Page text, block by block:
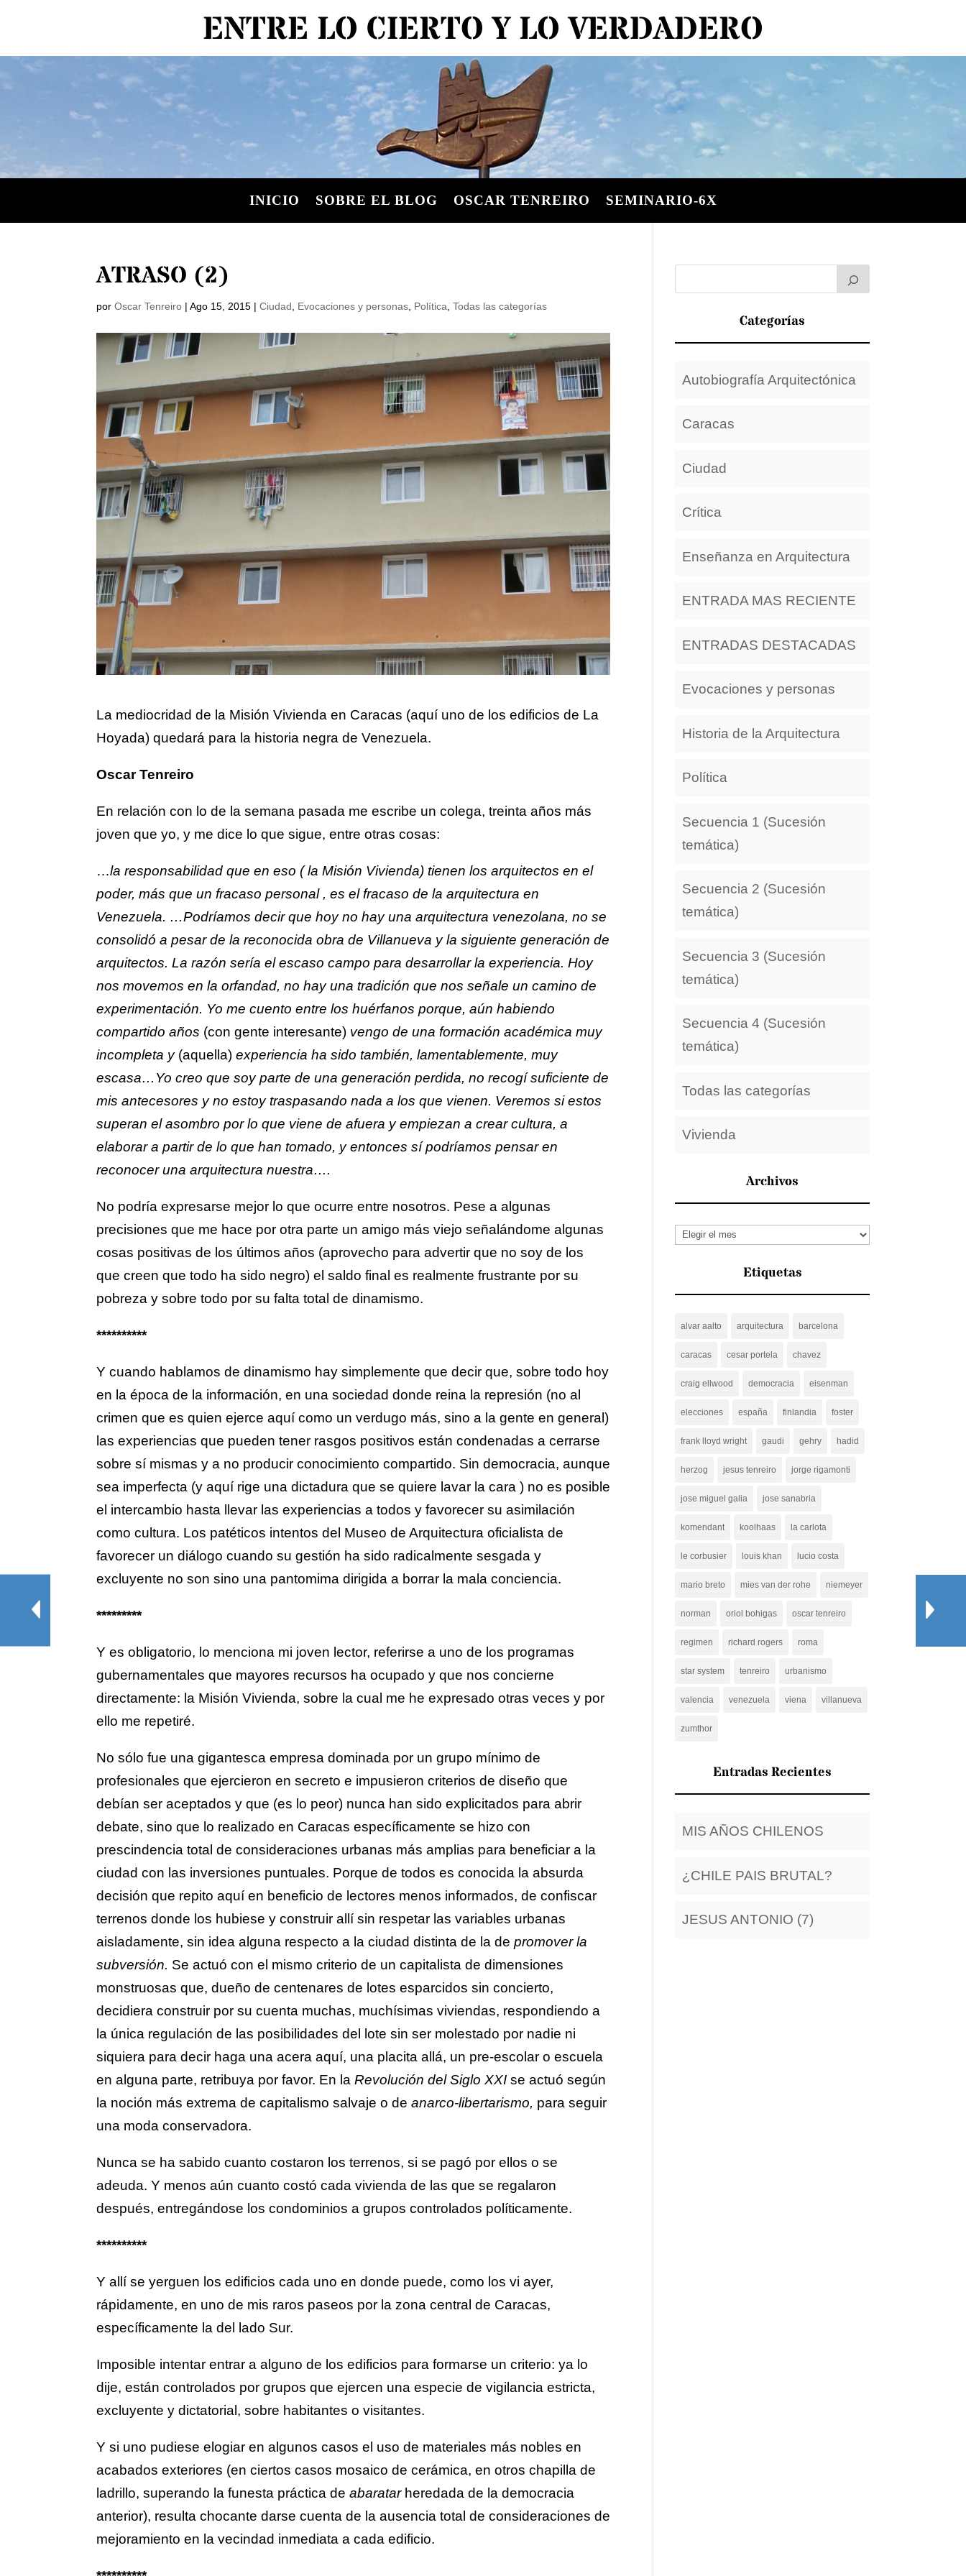
ENTRE LO CIERTO Y LO VERDADERO
INICIO SOBRE EL BLOG OSCAR TENREIRO SEMINARIO-6X
ATRASO (2)
porOscar Tenreiro |Ago 15, 2015 |Ciudad Evocaciones y personas Política ,Todas las categorías
La mediocridad de la Misión Vivienda en Caracas (aquí uno de los edificios de La
Hoyada) quedará para la historia negra de Venezuela.
Oscar Tenreiro
En relación con lo de la semana pasada me escribe un colega, treinta años más
joven que yo, y me dice lo que sigue, entre otras cosas:
…la responsabilidad que en eso ( la Misión Vivienda) tienen los arquitectos en el
poder, más que un fracaso personal , es el fracaso de la arquitectura en
Venezuela. …Podríamos decir que hoy no hay una arquitectura venezolana, no se
consolidó a pesar de la reconocida obra de Villanueva y la siguiente generación de
arquitectos. La razón sería el escaso campo para desarrollar la experiencia. Hoy
nos movemos en la orfandad, no hay una tradición que nos señale un camino de
experimentación. Yo me cuento entre los huérfanos porque, aún habiendo
compartido años (con gente interesante) vengo de una formación académica muy
incompleta y (aquella) experiencia ha sido también, lamentablemente, muy
escasa…Yo creo que soy parte de una generación perdida, no recogí suficiente de
mis antecesores y no estoy traspasando nada a los que vienen. Veremos si estos
superan el asombro por lo que viene de afuera y empiezan a crear cultura, a
elaborar a partir de lo que han tomado, y entonces sí podríamos pensar en
reconocer una arquitectura nuestra….
No podría expresarse mejor lo que ocurre entre nosotros. Pese a algunas
precisiones que me hace por otra parte un amigo más viejo señalándome algunas
cosas positivas de los últimos años (aprovecho para advertir que no soy de los
que creen que todo ha sido negro) el saldo final es realmente frustrante por su
pobreza y sobre todo por su falta total de dinamismo.
**********
Y cuando hablamos de dinamismo hay simplemente que decir que, sobre todo hoy
en la época de la información, en una sociedad donde reina la represión (no al
crimen que es quien ejerce aquí como un verdugo más, sino a la gente en general)
las experiencias que pueden tener rasgos positivos están condenadas a cerrarse
sobre sí mismas y a no producir conocimiento compartido. Sin democracia, aunque
sea imperfecta (y aquí rige una dictadura que se quiere lavar la cara ) no es posible
el intercambio hasta llevar las experiencias a todos y favorecer su asimilación
como cultura. Los patéticos intentos del Museo de Arquitectura oficialista de
favorecer un diálogo cuando su gestión ha sido radicalmente sesgada y
excluyente no son sino una pantomima dirigida a borrar la mala conciencia.
*********
Y es obligatorio, lo menciona mi joven lector, referirse a uno de los programas
gubernamentales que mayores recursos ha ocupado y que nos concierne
directamente: la Misión Vivienda, sobre la cual me he expresado otras veces y por
ello me repetiré.
No sólo fue una gigantesca empresa dominada por un grupo mínimo de
profesionales que ejercieron en secreto e impusieron criterios de diseño que
debían ser aceptados y que (es lo peor) nunca han sido explicitados para abrir
debate, sino que lo realizado en Caracas específicamente se hizo con
prescindencia total de consideraciones urbanas más amplias para beneficiar a la
ciudad con las inversiones puntuales. Porque de todos es conocida la absurda
decisión que repito aquí en beneficio de lectores menos informados, de confiscar
terrenos donde los hubiese y construir allí sin respetar las variables urbanas
aisladamente, sin idea alguna respecto a la ciudad distinta de la depromover la
subversión. Se actuó con el mismo criterio de un capitalista de dimensiones
monstruosas que, dueño de centenares de lotes esparcidos sin concierto,
decidiera construir por su cuenta muchas, muchísimas viviendas, respondiendo a
la única regulación de las posibilidades del lote sin ser molestado por nadie ni
siquiera para decir haga una acera aquí, una placita allá, un pre-escolar o escuela
en alguna parte, retribuya por favor. En laRevolución del Siglo XXIse actuó según
la noción más extrema de capitalismo salvaje o deanarco-libertarismo, para seguir
una moda conservadora.
Nunca se ha sabido cuanto costaron los terrenos, si se pagó por ellos o se
adeuda. Y menos aún cuanto costó cada vivienda de las que se regalaron
después, entregándose los condominios a grupos controlados políticamente.
**********
Y allí se yerguen los edificios cada uno en donde puede, como los vi ayer,
rápidamente, en uno de mis raros paseos por la zona central de Caracas,
específicamente la del lado Sur.
Imposible intentar entrar a alguno de los edificios para formarse un criterio: ya lo
dije, están controlados por grupos que ejercen una especie de vigilancia estricta,
excluyente y dictatorial, sobre habitantes o visitantes.
Y si uno pudiese elogiar en algunos casos el uso de materiales más nobles en
acabados exteriores (en ciertos casos mosaico de cerámica, en otros chapilla de
ladrillo, superando la funesta práctica deabaratar heredada de la democracia
anterior), resulta chocante darse cuenta de la ausencia total de consideraciones de
mejoramiento en la vecindad inmediata a cada edificio.
Categorías
Autobiografía Arquitectónica
Caracas
Ciudad
Crítica
Enseñanza en Arquitectura
ENTRADA MAS RECIENTE
ENTRADAS DESTACADAS
Evocaciones y personas
Historia de la Arquitectura
Política
Secuencia 1 (Sucesión
temática)
Secuencia 2 (Sucesión
temática)
Secuencia 3 (Sucesión
temática)
Secuencia 4 (Sucesión
temática)
Todas las categorías
Vivienda
Archivos
Archivos
Etiquetas
alvar aalto arquitectura barcelona
caracas cesar portela chavez
craig ellwood democracia eisenman
elecciones españa finlandia foster
frank lloyd wright gaudi gehry hadid
herzog jesus tenreiro jorge rigamonti
jose miguel galia jose sanabria
komendant koolhaas la carlota
le corbusier louis khan lucio costa
mario breto mies van der rohe niemeyer
norman oriol bohigas oscar tenreiro
regimen richard rogers roma
star system tenreiro urbanismo
valencia venezuela viena villanueva
zumthor
Entradas Recientes
MIS AÑOS CHILENOS
¿CHILE PAIS BRUTAL?
JESUS ANTONIO (7)